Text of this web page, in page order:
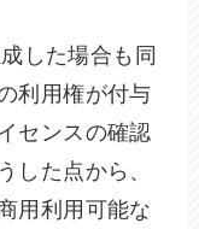
した場合も同
利用権が付与
センスの確認
た点から、
用利用可能な